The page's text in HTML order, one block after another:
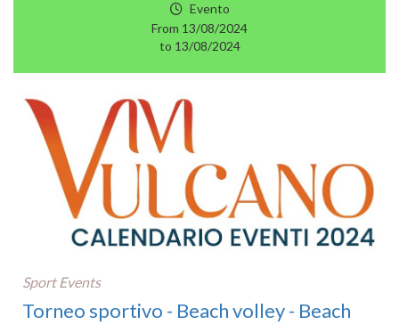
Evento
From 13/08/2024
to 13/08/2024
Sport Events
Torneo sportivo - Beach volley - Beach